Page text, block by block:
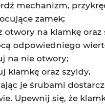
mechanizm,
zamek;
otwory na klamkę oraz
odpowiedniego
na nie otwory;
klamkę oraz szyldy,
je śrubami
Upewnij się, że